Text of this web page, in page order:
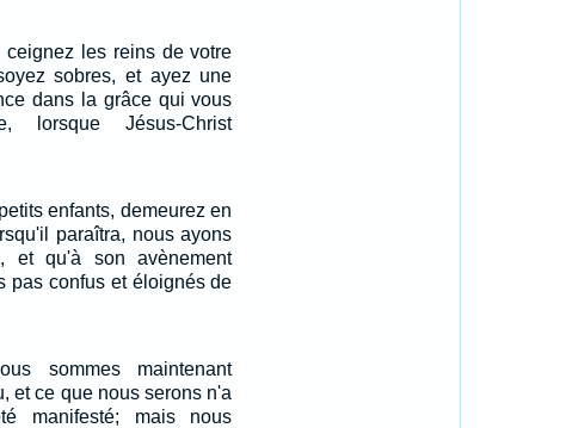
ceignez les reins de votre
sobres, et ayez une
dans la grâce qui vous
lorsque Jésus-Christ
enfants, demeurez en
paraîtra, nous ayons
et qu'à son avènement
pas confus et éloignés de
sommes maintenant
et ce que nous serons n'a
manifesté; mais nous